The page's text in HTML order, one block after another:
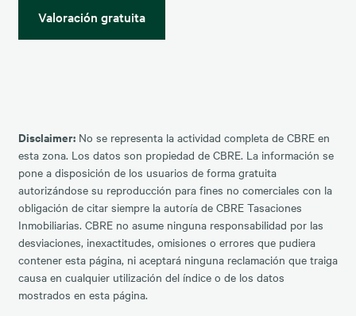
Valoración gratuita
Disclaimer:No se representa la actividad completa de CBRE en
esta zona. Los datos son propiedad de CBRE. La información se
pone a disposición de los usuarios de forma gratuita
autorizándose su reproducción para fines no comerciales con la
obligación de citar siempre la autoría de CBRE Tasaciones
Inmobiliarias. CBRE no asume ninguna responsabilidad por las
desviaciones, inexactitudes, omisiones o errores que pudiera
contener esta página, ni aceptará ninguna reclamación que traiga
causa en cualquier utilización del índice o de los datos
mostrados en esta página.